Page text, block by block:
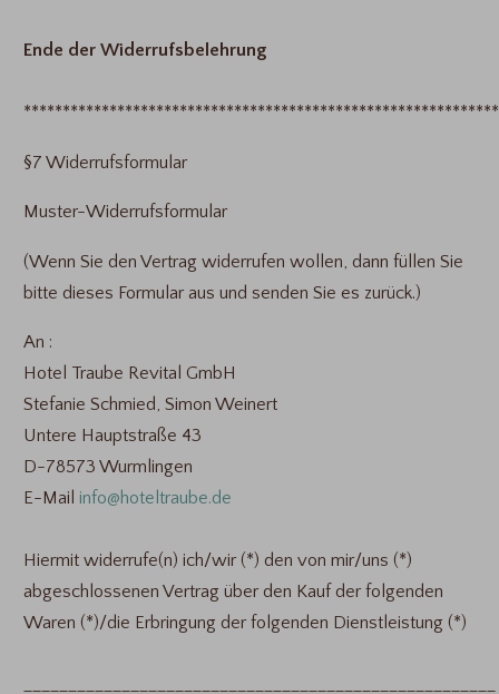
Ende der Widerrufsbelehrung
§7 Widerrufsformular
Muster-Widerrufsformular
(Wenn Sie den Vertrag widerrufen wollen, dann füllen Sie
bitte dieses Formular aus und senden Sie es zurück.)
An :
Hotel Traube Revital GmbH
Stefanie Schmied, Simon Weinert
Untere Hauptstraße 43
D-78573 Wurmlingen
E-Mail info@hoteltraube.de
Hiermit widerrufe(n) ich/wir (*) den von mir/uns (*)
abgeschlossenen Vertrag über den Kauf der folgenden
Waren (*)/die Erbringung der folgenden Dienstleistung (*)